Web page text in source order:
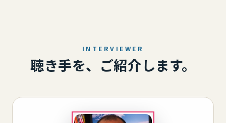
INTERVIEWER
聴き手を、ご紹介します。